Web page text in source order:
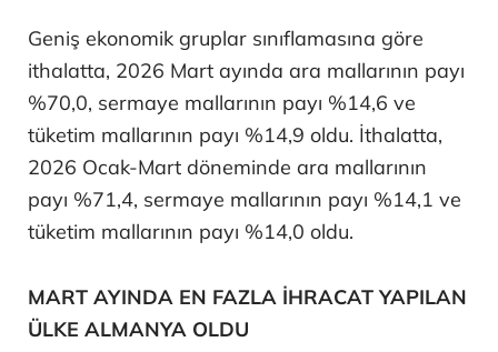
Geniş ekonomik gruplar sınıflamasına göre
ithalatta, 2026 Mart ayında ara mallarının payı
%70,0, sermaye mallarının payı %14,6 ve
tüketim mallarının payı %14,9 oldu. İthalatta,
2026 Ocak-Mart döneminde ara mallarının
payı %71,4, sermaye mallarının payı %14,1 ve
tüketim mallarının payı %14,0 oldu.
MART AYINDA EN FAZLA İHRACAT YAPILAN
ÜLKE ALMANYA OLDU